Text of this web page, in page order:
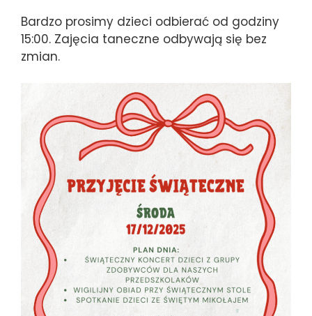
Bardzo prosimy dzieci odbierać od godziny
15:00. Zajęcia taneczne odbywają się bez
zmian.